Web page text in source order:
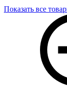
Показать все